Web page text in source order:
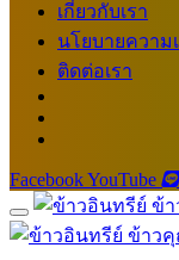
เกี่ยวกับเรา
นโยบายความ
ติดต่อเรา
FacebookYouTube